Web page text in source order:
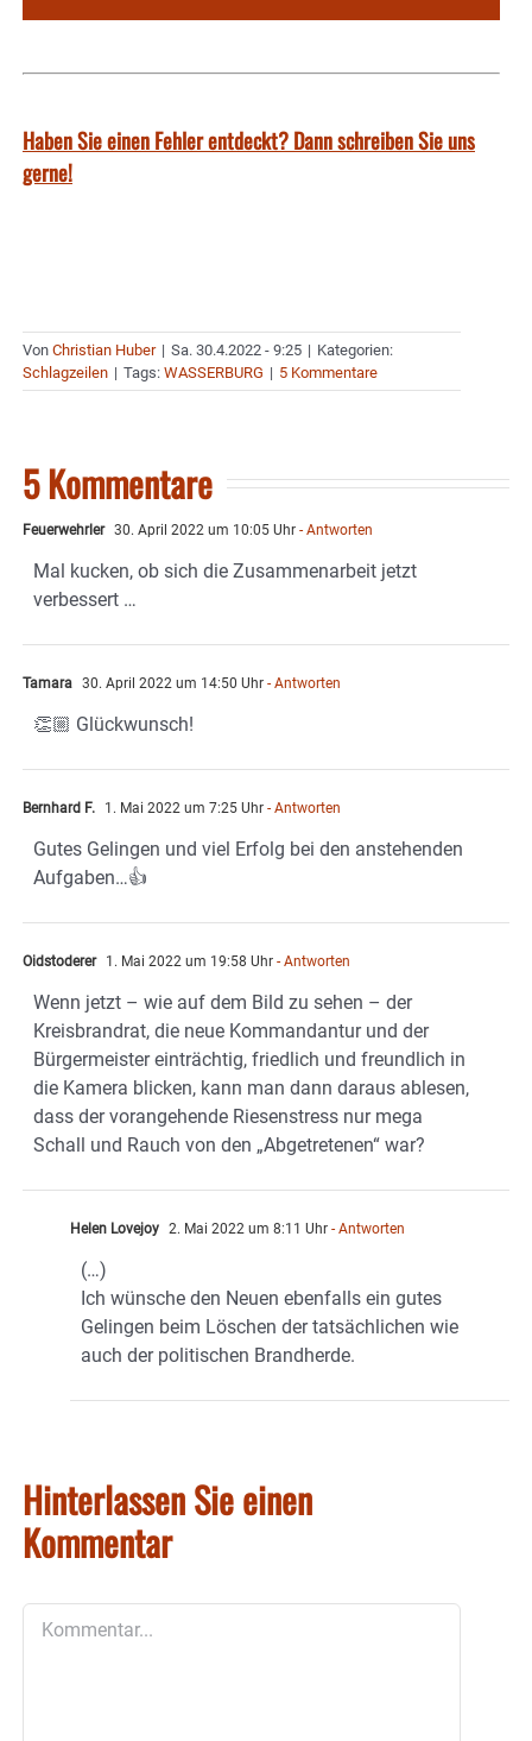
Haben Sie einen Fehler entdeckt? Dann schreiben Sie uns
gerne!
Von Christian Huber | Sa. 30.4.2022 - 9:25 | Kategorien:
Schlagzeilen | Tags: WASSERBURG | 5 Kommentare
5 Kommentare
Feuerwehrler 30. April 2022 um 10:05 Uhr - Antworten
Mal kucken, ob sich die Zusammenarbeit jetzt
verbessert …
Tamara 30. April 2022 um 14:50 Uhr - Antworten
👏🏼 Glückwunsch!
Bernhard F. 1. Mai 2022 um 7:25 Uhr - Antworten
Gutes Gelingen und viel Erfolg bei den anstehenden
Aufgaben…👍
Oidstoderer 1. Mai 2022 um 19:58 Uhr - Antworten
Wenn jetzt – wie auf dem Bild zu sehen – der
Kreisbrandrat, die neue Kommandantur und der
Bürgermeister einträchtig, friedlich und freundlich in
die Kamera blicken, kann man dann daraus ablesen,
dass der vorangehende Riesenstress nur mega
Schall und Rauch von den „Abgetretenen“ war?
Helen Lovejoy 2. Mai 2022 um 8:11 Uhr - Antworten
(…)
Ich wünsche den Neuen ebenfalls ein gutes
Gelingen beim Löschen der tatsächlichen wie
auch der politischen Brandherde.
Hinterlassen Sie einen
Kommentar